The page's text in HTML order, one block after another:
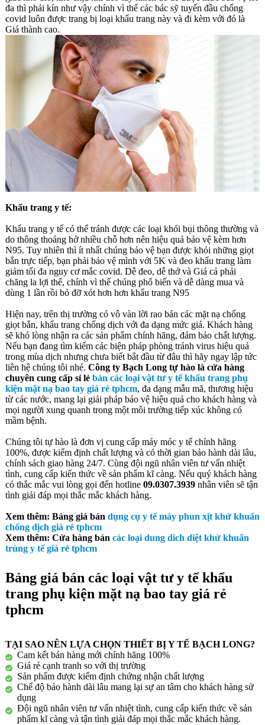
đa thì phải kín như vậy chính vì thế các bác sỹ tuyến đầu chống
covid luôn được trang bị loại khẩu trang này và đi kèm với đó là
Giá thành cao.
Khẩu trang y tế:
Khẩu trang y tế có thể tránh được các loại khói bụi thông thường và
do thông thoáng hở nhiều chỗ hơn nên hiệu quả bảo vệ kèm hơn
N95. Tuy nhiên thì ít nhất chúng bảo vệ bạn được khỏi những giọt
bắn trực tiếp, bạn phải bảo vệ mình với 5K và đeo khẩu trang làm
giảm tối đa nguy cơ mắc covid. Dễ đeo, dễ thở và Giá cả phải
chăng la lợi thế, chính vì thế chúng phổ biến và dễ dàng mua và
dùng 1 lần rồi bỏ đỡ xót hơn hơn khẩu trang N95
Hiện nay, trên thị trường có vô vàn lời rao bán các mặt nạ chống
giọt bắn, khẩu trang chống dịch với đa dạng mức giá. Khách hàng
sẽ khó lòng nhận ra các sản phẩm chính hãng, đảm bảo chất lượng.
Nếu bạn đang tìm kiếm các biện pháp phòng tránh virus hiệu quả
trong mùa dịch nhưng chưa biết bắt đầu từ đâu thì hãy ngay lập tức
liên hệ chúng tôi nhé. Công ty Bạch Long tự hào là cửa hàng
chuyên cung cấp sỉ lẻ bán các loại vật tư y tế khẩu trang phụ
kiện mặt nạ bao tay giá rẻ tphcm, đa dạng mẫu mã, thương hiệu
từ các nước, mang lại giải pháp bảo vệ hiệu quả cho khách hàng và
mọi người xung quanh trong một môi trường tiếp xúc không có
mầm bệnh.
Chúng tôi tự hào là đơn vị cung cấp máy móc y tế chính hãng
100%, được kiểm định chất lượng và có thời gian bảo hành dài lâu,
chính sách giao hàng 24/7. Cùng đội ngũ nhân viên tư vấn nhiệt
tình, cung cấp kiến thức về sản phẩm kĩ càng. Nếu quý khách hàng
có thắc mắc vui lòng gọi đến hotline 09.0307.3939 nhân viên sẽ tận
tình giải đáp mọi thắc mắc khách hàng.
Xem thêm: Bảng giá bán dụng cụ y tế máy phun xịt khử khuẩn
chống dịch giá rẻ tphcm
Xem thêm: Cửa hàng bán các loại dung dich diệt khử khuẩn
trùng y tế giá rẻ tphcm
Bảng giá bán các loại vật tư y tế khẩu
trang phụ kiện mặt nạ bao tay giá rẻ
tphcm
TẠI SAO NÊN LỰA CHỌN THIẾT BỊ Y TẾ BẠCH LONG?
Cam kết bán hàng mới chính hãng 100%
Giá rẻ cạnh tranh so với thị trường
Sản phẩm được kiểm định chứng nhận chất lượng
Chế độ bảo hành dài lâu mang lại sự an tâm cho khách hàng sử
dụng
Đội ngũ nhân viên tư vấn nhiệt tình, cung cấp kiến thức về sản
phẩm kĩ càng và tận tình giải đáp mọi thắc mắc khách hàng.